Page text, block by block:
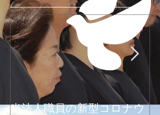
当法人職員の新型コロナウ